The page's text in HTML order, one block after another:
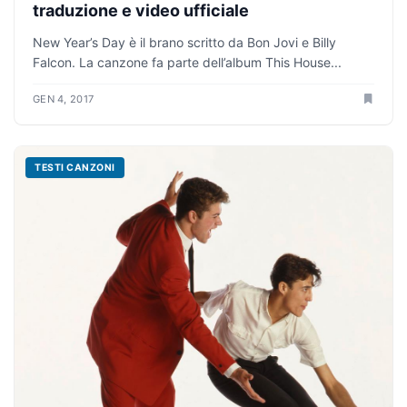
traduzione e video ufficiale
New Year’s Day è il brano scritto da Bon Jovi e Billy
Falcon. La canzone fa parte dell’album This House...
GEN 4, 2017
TESTI CANZONI